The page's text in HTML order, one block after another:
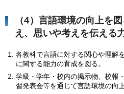
（4）言語環境の向上を
え、思いや考えを伝える
各教科で言語に対する関心や理解
に関する能力の育成を図る。
学級・学年・校内の掲示物、校報
習発表会等を通じて言語環境の向